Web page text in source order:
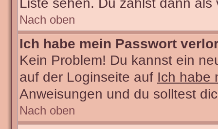
Nach oben
Ich habe mein Passwort
Kein Problem! Du kannst ein
auf der Loginseite auf Ich habe
Anweisungen und du solltest
Nach oben